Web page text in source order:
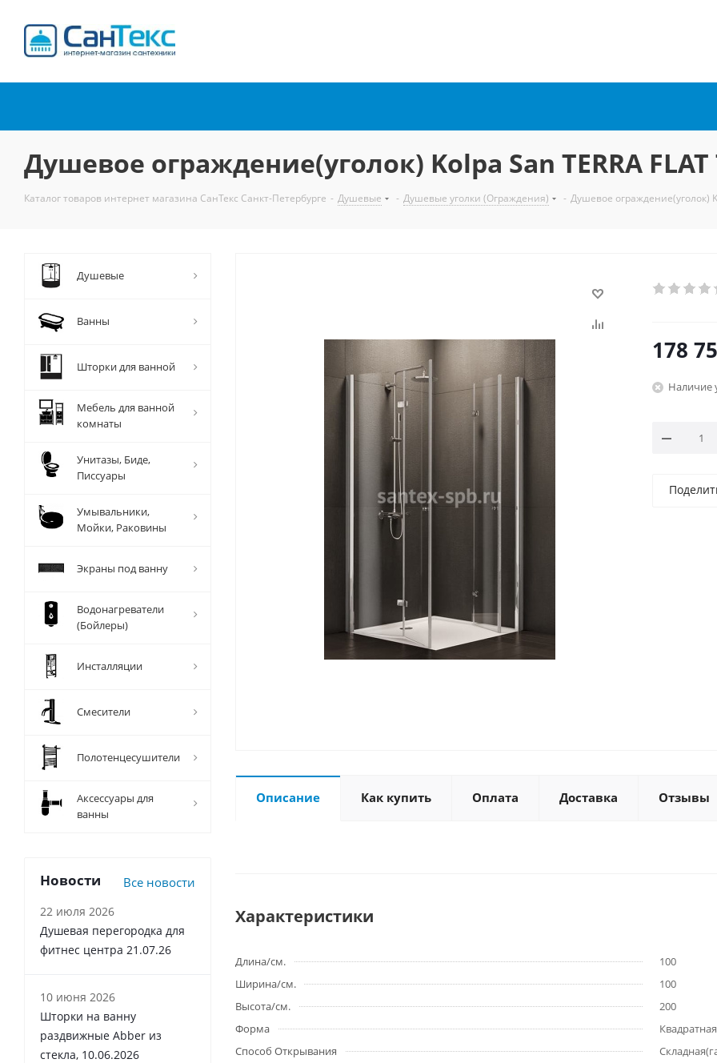
Душевое ограждение(уголок) Kolpa San TERRA FLAT
Каталог товаров интернет магазина СанТекс Санкт-Петербурге - Душевые - Душевые уголки (Ограждения) - Душевое ограждение(уголок)
178
Наличие
Описание Как купить Оплата Доставка Отзывы
Характеристики
Длина/см.
100
Ширина/см.
100
Высота/см.
200
Форма
Квадратная
Способ Открывания
Душевые
Ванны
Шторки для ванной
Мебель для ванной
комнаты
Унитазы, Биде,
Писсуары
Умывальники,
Мойки, Раковины
Экраны под ванну
Водонагреватели
(Бойлеры)
Инсталляции
Смесители
Полотенцесушители
Аксессуары для
ванны
Новости Все новости
22 июля 2026
Душевая перегородка для
фитнес центра 21.07.26
10 июня 2026
Шторки на ванну
раздвижные Abber из
стекла, 10.06.2026